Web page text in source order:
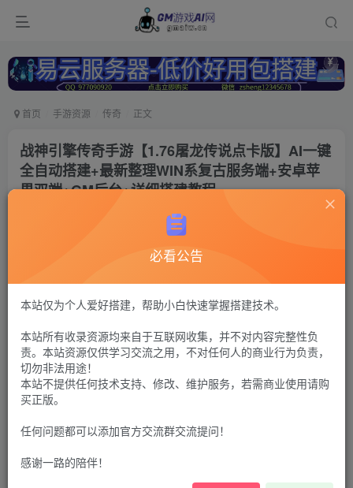
首页 手游资源 传奇 正文
战神引擎传奇手游【1.76屠龙传说点卡版】AI一键
全自动搭建+最新整理WIN系复古服务端+安卓苹
果双端+GM后台+详细搭建教程
战神传奇61
G币30 限时特惠
G币100
个人会员G币9.9 至尊会员 免费
购买前请先看完新手教程,未认真看完一切问题自行解决
点击查看
仅支持云服务器搭建，适用于小白快速搭建，只能确保安卓正
付费资源
必看公告
本站仅为个人爱好搭建，帮助小白快速掌握搭建技术。
本站所有收录资源均来自于互联网收集，并不对内容完整性负
责。本站资源仅供学习交流之用，不对任何人的商业行为负责，
切勿非法用途！
本站不提供任何技术支持、修改、维护服务，若需商业使用请购
买正版。
任何问题都可以添加官方交流群交流提问！
感谢一路的陪伴！